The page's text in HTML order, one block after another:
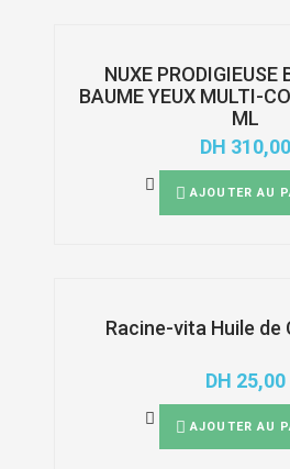
NUXE PRODIGIEUSE
BAUME YEUX MULTI-
ML
DH 310,00
AJOUTER AU
Racine-vita Huile de
DH 25,00
AJOUTER AU